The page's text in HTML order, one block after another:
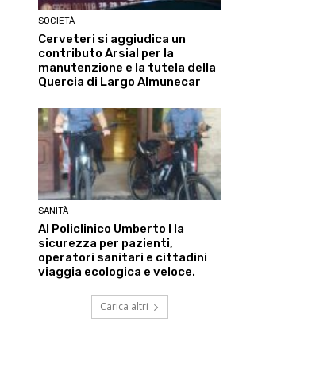
Linkedin ReddIt
SOCIETÀ
Cerveteri si aggiudica un
contributo Arsial per la
manutenzione e la tutela della
Quercia di Largo Almunecar
SANITÀ
Al Policlinico Umberto I la
sicurezza per pazienti,
operatori sanitari e cittadini
viaggia ecologica e veloce.
Carica altri